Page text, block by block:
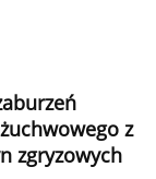
z
zgryzowych